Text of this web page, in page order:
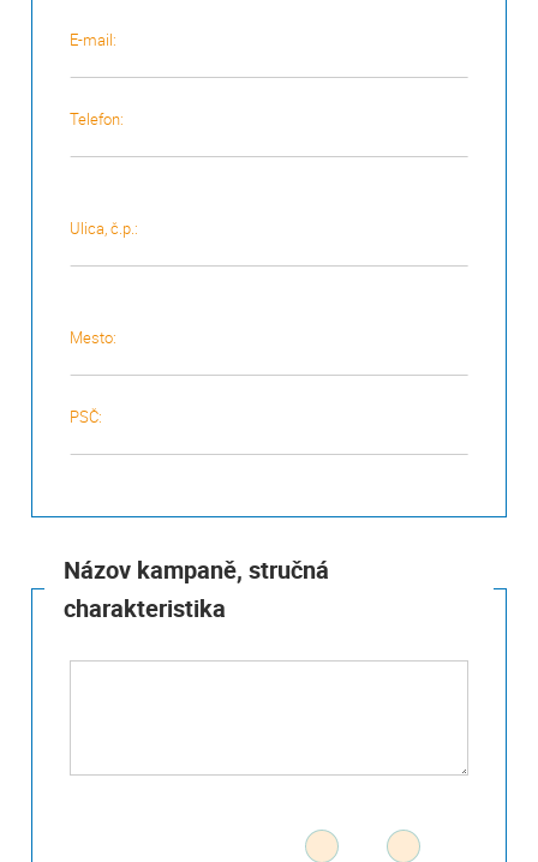
E-mail:
Telefon:
Ulica, č.p.:
Mesto:
PSČ:
Názov kampaně, stručná
charakteristika